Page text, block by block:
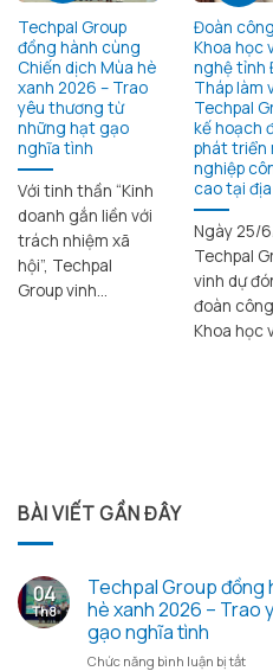
Techpal Group
đồng hành cùng
Chiến dịch Mùa hè
xanh 2026 – Trao
yêu thương từ
những hạt gạo
nghĩa tình
Với tinh thần “Kinh
doanh gắn liền với
trách nhiệm xã
hội”, Techpal
Group vinh...
Đoàn
Khoa học
nghệ tỉnh
Tháp làm
Techpal
kế hoạch
phát triển
nghiệp
cao tại
Ngày 25/
Techpal
vinh dự
đoàn
Khoa học
BÀI VIẾT GẦN ĐÂY
04
Th8
Techpal Group đồng
hè xanh 2026 – Trao
gạo nghĩa tình
Chức năng bình luận bị tắtở